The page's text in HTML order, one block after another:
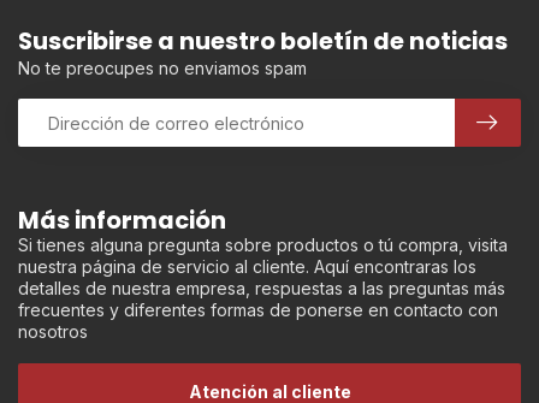
Más información
Si tienes alguna pregunta sobre productos o tú compra, visita
nuestra página de servicio al cliente. Aquí encontraras los
detalles de nuestra empresa, respuestas a las preguntas más
frecuentes y diferentes formas de ponerse en contacto con
nosotros
Atención al cliente
Suscribirse a nuestro boletín de noticias
No te preocupes no enviamos spam